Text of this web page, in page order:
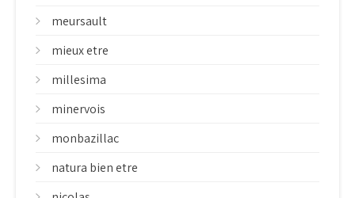
meursault
mieux etre
millesima
minervois
monbazillac
natura bien etre